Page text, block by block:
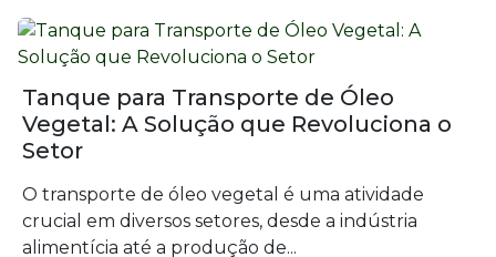
Tanque para Transporte de Óleo
Vegetal: A Solução que Revoluciona o
Setor
O transporte de óleo vegetal é uma atividade
crucial em diversos setores, desde a indústria
alimentícia até a produção de...